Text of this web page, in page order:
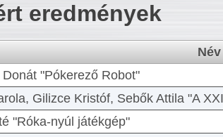
eredmények
Név
"Pókerező Robot"
Gilizce Kristóf, Sebők Attila "A
"Róka-nyúl játékgép"